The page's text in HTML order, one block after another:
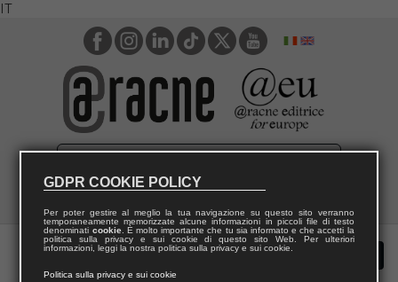
IT
GDPR COOKIE POLICY
Per poter gestire al meglio la tua navigazione su questo sito verranno
temporaneamente memorizzate alcune informazioni in piccoli file di testo
denominati cookie. È molto importante che tu sia informato e che accetti la
politica sulla privacy e sui cookie di questo sito Web. Per ulteriori
informazioni, leggi la nostra politica sulla privacy e sui cookie.
Politica sulla privacy e sui cookie